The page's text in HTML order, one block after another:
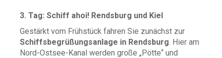
3. Tag: Schiff ahoi! Rendsburg und Kiel
Gestärkt vom Frühstück fahren Sie zunächst zur
Schiffsbegrüßungsanlage in Rendsburg. Hier am
Nord-Ostsee-Kanal werden große „Pötte“ und